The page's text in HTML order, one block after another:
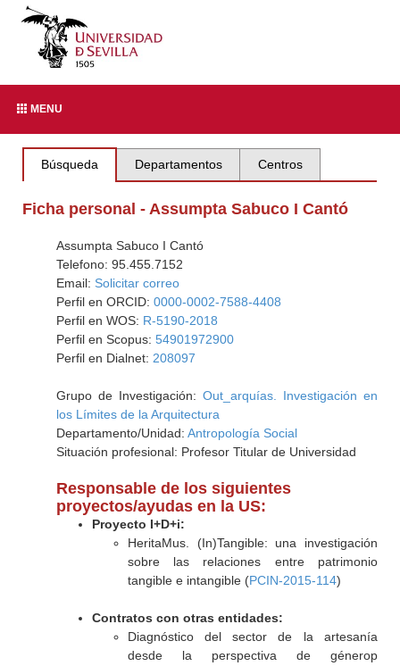
MENU
Búsqueda Departamentos Centros
Ficha personal - Assumpta Sabuco I Cantó
Assumpta Sabuco I Cantó
Telefono: 95.455.7152
Email: Solicitar correo
Perfil en ORCID: 0000-0002-7588-4408
Perfil en WOS: R-5190-2018
Perfil en Scopus: 54901972900
Perfil en Dialnet: 208097
Grupo de Investigación: Out_arquías. Investigación en
los Límites de la Arquitectura
Departamento/Unidad: Antropología Social
Situación profesional: Profesor Titular de Universidad
Responsable de los siguientes
proyectos/ayudas en la US:
Proyecto I+D+i:
HeritaMus. (In)Tangible: una investigación
sobre las relaciones entre patrimonio
tangible e intangible (PCIN-2015-114)
Contratos con otras entidades:
Diagnóstico del sector de la artesanía
desde la perspectiva de génerop